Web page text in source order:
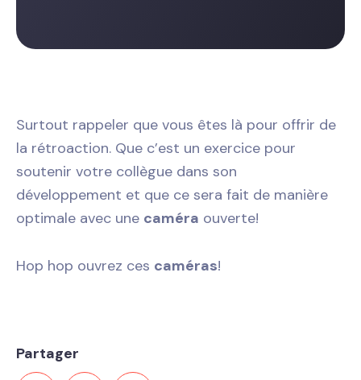
Surtout rappeler que vous êtes là pour offrir de
la rétroaction. Que c’est un exercice pour
soutenir votre collègue dans son
développement et que ce sera fait de manière
optimale avec une caméra ouverte!
Hop hop ouvrez ces caméras!
Partager